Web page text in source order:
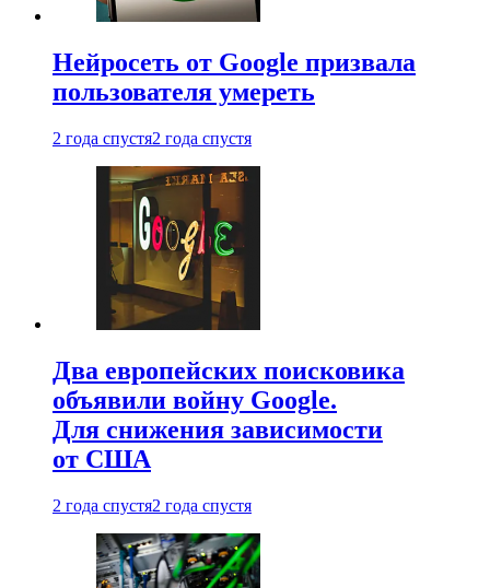
Нейросеть от Google призвала
пользователя умереть
2 года спустя2 года спустя
Два европейских поисковика
объявили войну Google.
Для снижения зависимости
от США
2 года спустя2 года спустя